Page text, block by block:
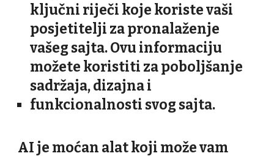
ključni riječi koje koriste vaši
posjetitelji za pronalaženje
vašeg sajta. Ovu informaciju
možete koristiti za poboljšanje
sadržaja, dizajna i
funkcionalnosti svog sajta.
AI je moćan alat koji može vam